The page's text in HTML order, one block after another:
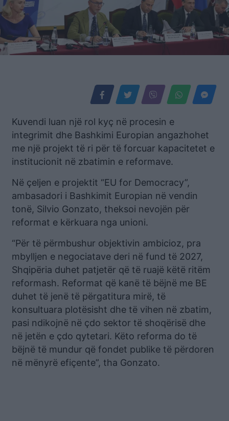
Kuvendi luan një rol kyç në procesin e
integrimit dhe Bashkimi Europian angazhohet
me një projekt të ri për të forcuar kapacitetet e
institucionit në zbatimin e reformave.
Në çeljen e projektit “EU for Democracy”,
ambasadori i Bashkimit Europian në vendin
tonë, Silvio Gonzato, theksoi nevojën për
reformat e kërkuara nga unioni.
“Për të përmbushur objektivin ambicioz, pra
mbylljen e negociatave deri në fund të 2027,
Shqipëria duhet patjetër që të ruajë këtë ritëm
reformash. Reformat që kanë të bëjnë me BE
duhet të jenë të përgatitura mirë, të
konsultuara plotësisht dhe të vihen në zbatim,
pasi ndikojnë në çdo sektor të shoqërisë dhe
në jetën e çdo qytetari. Këto reforma do të
bëjnë të mundur që fondet publike të përdoren
në mënyrë efiçente”, tha Gonzato.